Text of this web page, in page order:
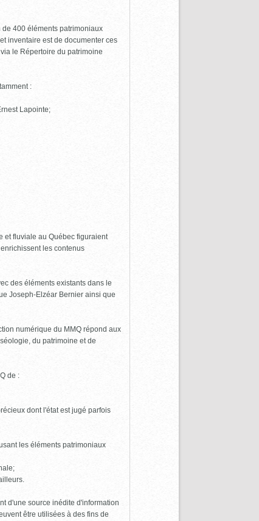
400 éléments patrimoniaux
inventaire est de documenter ces
le Répertoire du patrimoine
:
Lapointe;
et fluviale au Québec figuraient
les contenus
des éléments existants dans le
Joseph-Elzéar Bernier ainsi que
numérique du MMQ répond aux
du patrimoine et de
de :
dont l'état est jugé parfois
les éléments patrimoniaux
d'une source inédite d'information
être utilisées à des fins de